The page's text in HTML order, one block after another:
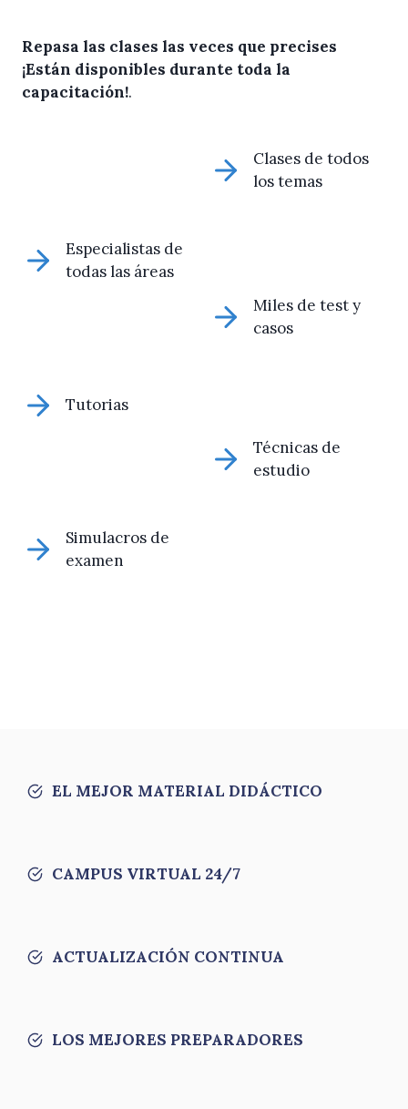
Repasa las clases las veces que precises
¡Están disponibles durante toda la
capacitación!.
Clases de todos
los temas
Especialistas de
todas las áreas
Miles de test y
casos
Tutorias
Técnicas de
estudio
Simulacros de
examen
EL MEJOR MATERIAL DIDÁCTICO
CAMPUS VIRTUAL 24/7
ACTUALIZACIÓN CONTINUA
LOS MEJORES PREPARADORES